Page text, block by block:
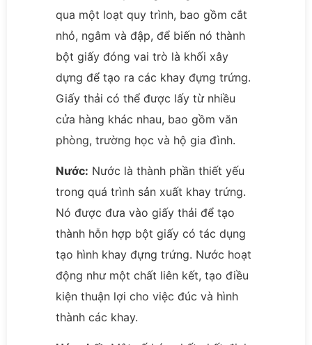
qua một loạt quy trình, bao gồm cắt
nhỏ, ngâm và đập, để biến nó thành
bột giấy đóng vai trò là khối xây
dựng để tạo ra các khay đựng trứng.
Giấy thải có thể được lấy từ nhiều
cửa hàng khác nhau, bao gồm văn
phòng, trường học và hộ gia đình.
Nước: Nước là thành phần thiết yếu
trong quá trình sản xuất khay trứng.
Nó được đưa vào giấy thải để tạo
thành hỗn hợp bột giấy có tác dụng
tạo hình khay đựng trứng. Nước hoạt
động như một chất liên kết, tạo điều
kiện thuận lợi cho việc đúc và hình
thành các khay.